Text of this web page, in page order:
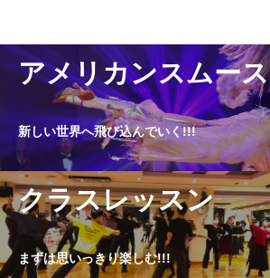
アメリカンスムース
新しい世界へ飛び込んでいく!!!
クラスレッスン
まずは思いっきり楽しむ!!!